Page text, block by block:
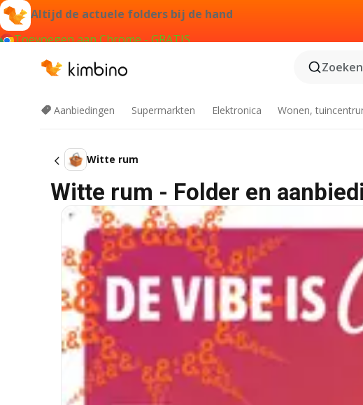
Altijd de actuele folders bij de hand
Toevoegen aan Chrome - GRATIS
Aanbiedingen Supermarkten Elektronica Wonen,
Witte rum
Witte rum - Folder en